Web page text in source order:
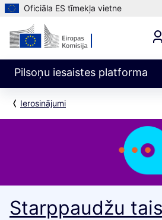
Oficiāla ES tīmekļa vietne
Pilsoņu iesaistes platforma
Ierosinājumi
Starppaudžu